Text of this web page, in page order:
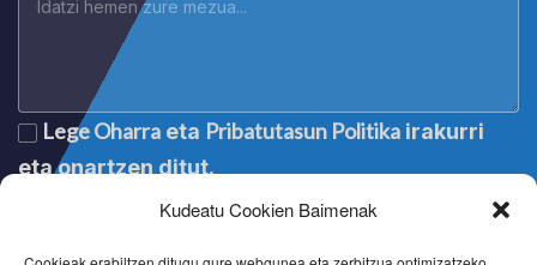
Kudeatu Cookien Baimenak
Lege Oharra eta Pribatutasun Politika irakurri
eta onartzen ditut.